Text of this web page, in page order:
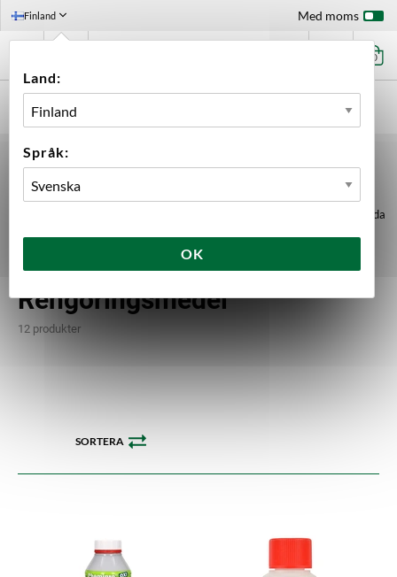
Finland
Land:
Språk:
OK
Med moms
0
RENGÖRINGSMEDEL
Innan du använder desinfektionsmedel skall du använda ett
rengöringsmedel för att få bort smuts och rester. Tänk på att inte använda
samma rengöringsutrustning som du använder i t.ex. köket.
Rengöringsmedel
12 produkter
SORTERA